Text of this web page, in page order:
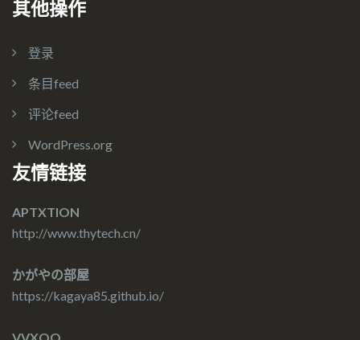
其他操作
登录
条目feed
评论feed
WordPress.org
友情链接
APTXTION
http://www.thytech.cn/
かがやの部屋
https://kagaya85.github.io/